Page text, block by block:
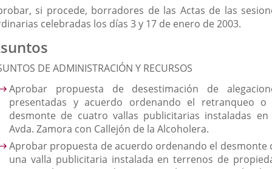
si procede, borradores de las Actas de las
celebradas los días 3 y 17 de enero de 2003.
DE ADMINISTRACIÓN Y RECURSOS
Aprobar propuesta de desestimación de
presentadas y acuerdo ordenando el retranqueo o
desmonte de cuatro vallas publicitarias instaladas en
Avda. Zamora con Callejón de la Alcoholera.
Aprobar propuesta de acuerdo ordenando el desmonte
una valla publicitaria instalada en terrenos de